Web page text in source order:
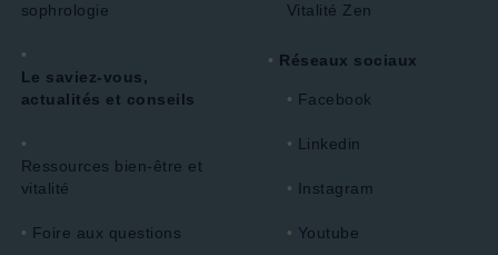
sophrologie
Le saviez-vous,
actualités et conseils
Ressources bien-être et
vitalité
Foire aux questions
Vitalité Zen
Réseaux sociaux
Facebook
Linkedin
Instagram
Youtube